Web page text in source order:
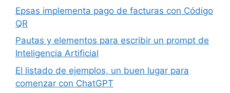
Epsas implementa pago de facturas con Código
QR
Pautas y elementos para escribir un prompt de
Inteligencia Artificial
El listado de ejemplos, un buen lugar para
comenzar con ChatGPT